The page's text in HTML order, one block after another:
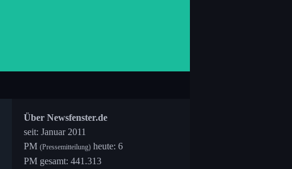
Über Newsfenster.de
seit: Januar 2011
PM (Pressemitteilung) heute: 6
PM gesamt: 441.313